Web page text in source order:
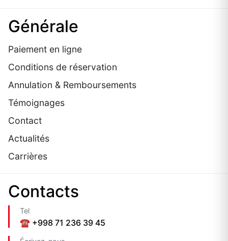
Générale
Paiement en ligne
Conditions de réservation
Annulation & Remboursements
Témoignages
Contact
Actualités
Carrières
Contacts
Tel
☎️ +998 71 236 39 45